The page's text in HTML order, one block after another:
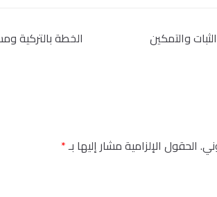
والتمكين
الخطة بالتركية
الحقول الإلزامية مشار إليها بـ*